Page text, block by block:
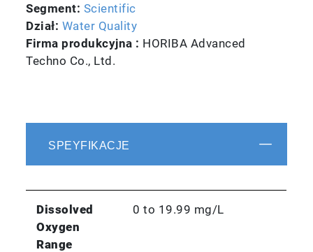
Segment: Scientific
Dział: Water Quality
Firma produkcyjna : HORIBA Advanced
Techno Co., Ltd.
SPEYFIKACJE
Dissolved
Oxygen
Range
0 to 19.99 mg/L